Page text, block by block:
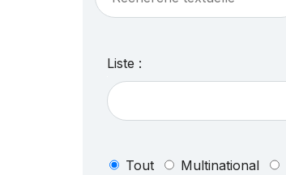
Liste :
Tout Multinational